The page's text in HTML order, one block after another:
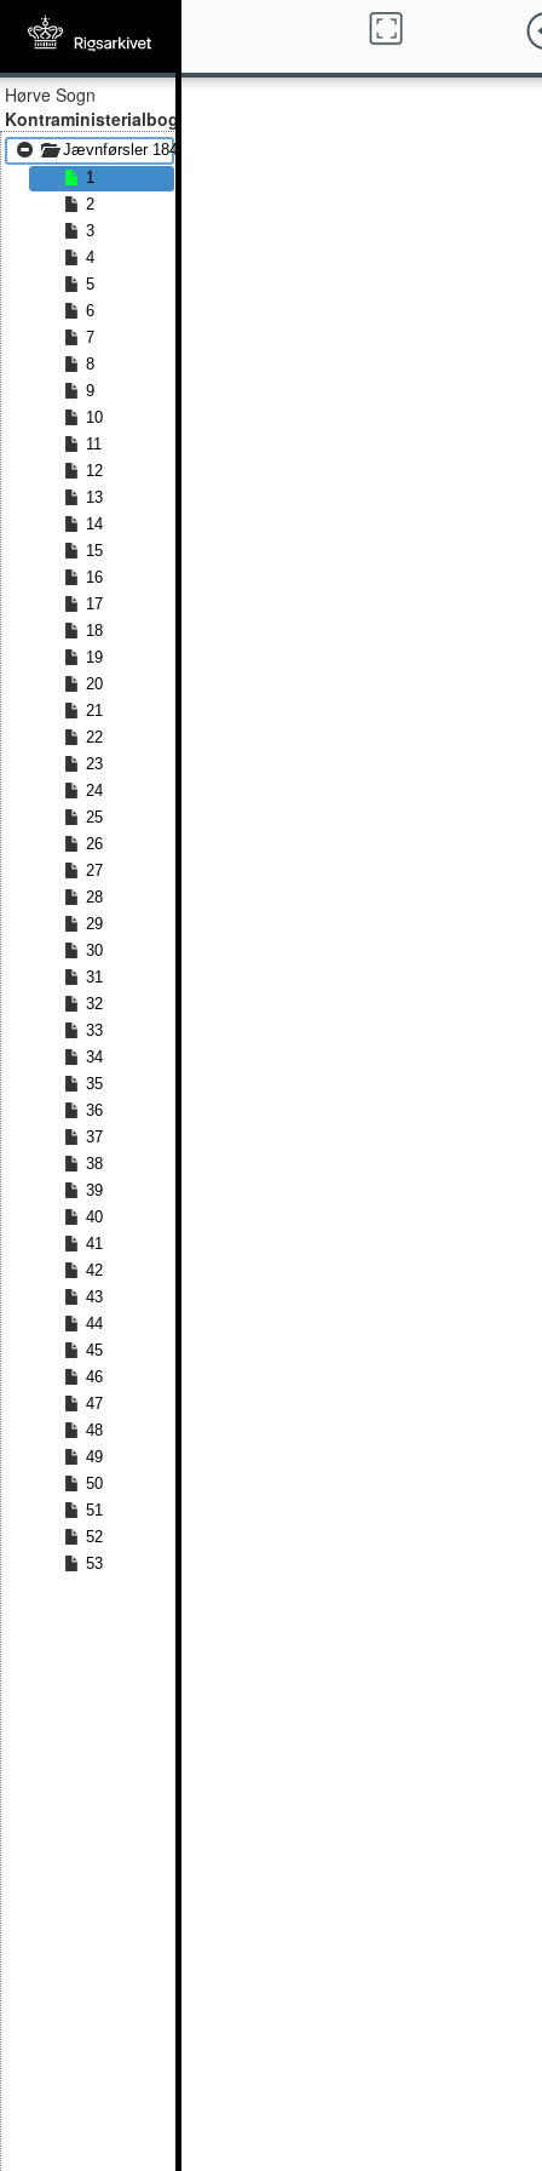
Hørve Sogn
Kontraministerialbog
Jævnførsler 1844 - Jævnførsler 1871
1
2
3
4
5
6
7
8
9
10
11
12
13
14
15
16
17
18
19
20
21
22
23
24
25
26
27
28
29
30
31
32
33
34
35
36
37
38
39
40
41
42
43
44
45
46
47
48
49
50
51
52
53